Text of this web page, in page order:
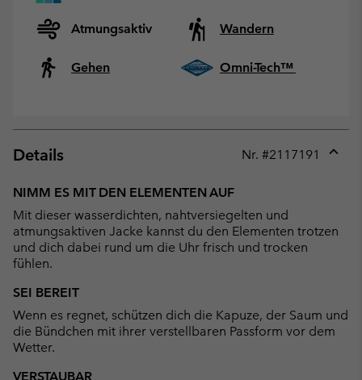
Atmungsaktiv Wandern
Gehen Omni-Tech™
Details Nr. #2117191
NIMM ES MIT DEN ELEMENTEN AUF
Mit dieser wasserdichten, nahtversiegelten und
atmungsaktiven Jacke kannst du den Elementen trotzen
und dich dabei rund um die Uhr frisch und trocken
fühlen.
SEI BEREIT
Wenn es regnet, schützen dich die Kapuze, der Saum und
die Bündchen mit ihrer verstellbaren Passform vor dem
Wetter.
VERSTAUBAR